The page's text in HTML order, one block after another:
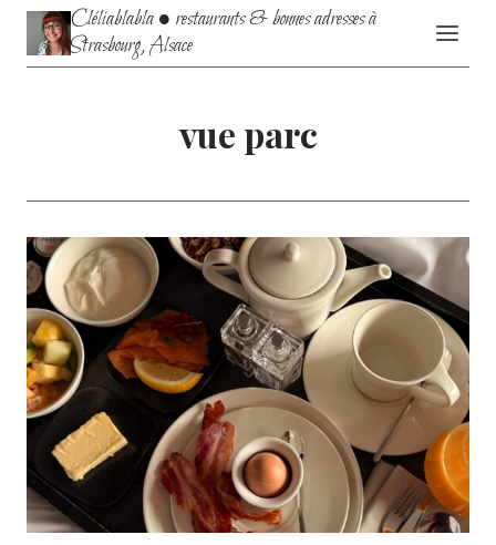
Aller
contenu
Cléliablabla • restaurants & bonnes adresses à
Strasbourg, Alsace
vue parc